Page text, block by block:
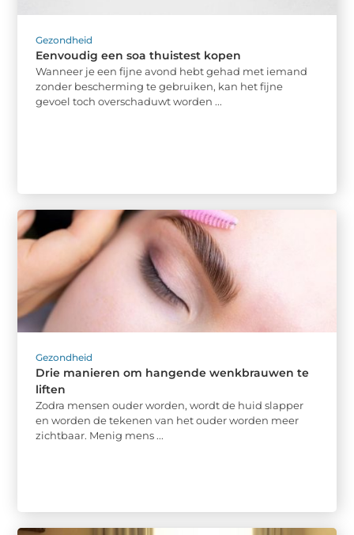
Gezondheid
Eenvoudig een soa thuistest kopen
Wanneer je een fijne avond hebt gehad met iemand
zonder bescherming te gebruiken, kan het fijne
gevoel toch overschaduwt worden ...
Gezondheid
Drie manieren om hangende wenkbrauwen te
liften
Zodra mensen ouder worden, wordt de huid slapper
en worden de tekenen van het ouder worden meer
zichtbaar. Menig mens ...